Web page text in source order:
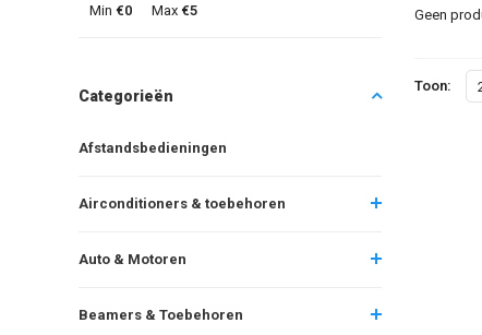
Min €0 Max €5
Categorieën
Afstandsbedieningen
Airconditioners & toebehoren
Auto & Motoren
Beamers & Toebehoren
Geen
Toon: